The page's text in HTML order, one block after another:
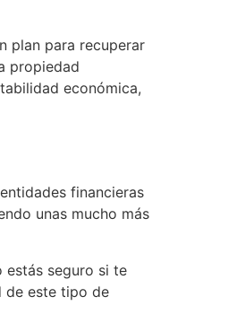
plan para recuperar
propiedad
económica,
financieras
unas mucho más
estás seguro si te
de este tipo de